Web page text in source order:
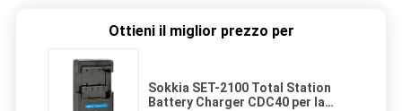
Ottieni il miglior prezzo per
Sokkia SET-2100 Total Station
Battery Charger CDC40 per la